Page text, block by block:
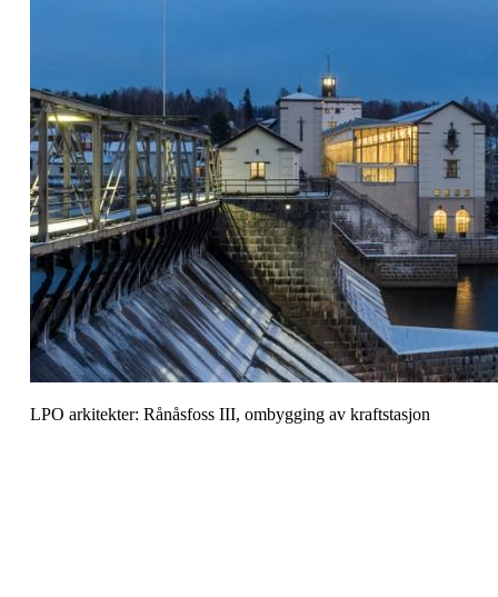
LPO arkitekter: Rånåsfoss III, ombygging av kraftstasjon